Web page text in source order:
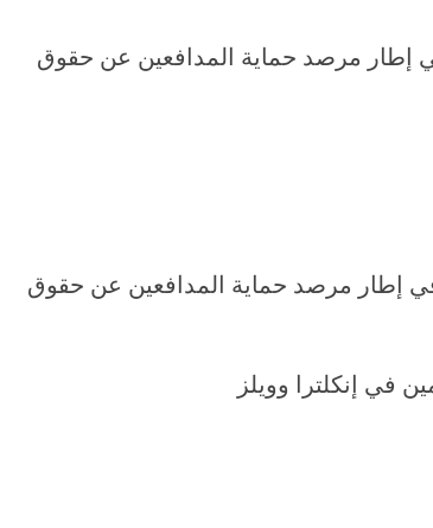
في إطار مرصد حماية المدافعين عن حقوق
في إطار مرصد حماية المدافعين عن حقوق
في إنكلترا وويلز